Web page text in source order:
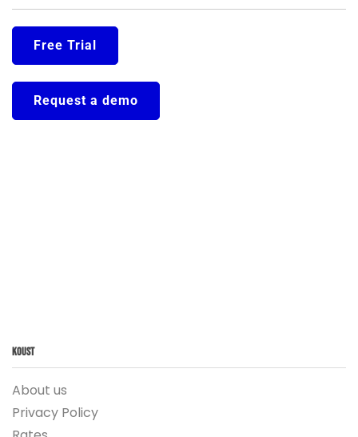
Free Trial
Request a demo
Koust
About us
Privacy Policy